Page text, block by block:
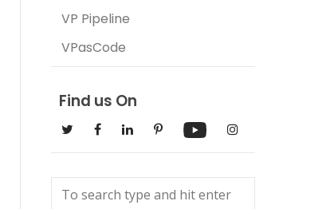
VP Pipeline
VPasCode
Find us On